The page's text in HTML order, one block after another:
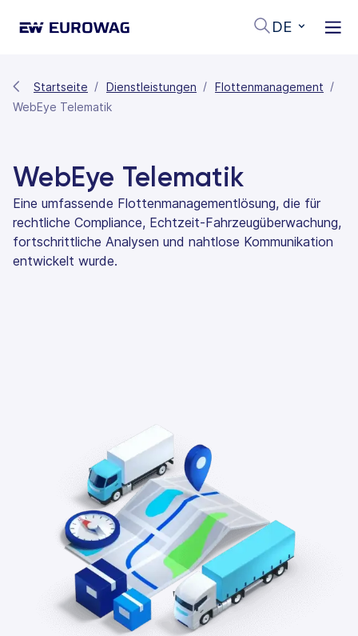
DE
Startseite Dienstleistungen
Flottenmanagement
WebEye Telematik
WebEye Telematik
Eine umfassende Flottenmanagementlösung, die für
rechtliche Compliance, Echtzeit-Fahrzeugüberwachung,
fortschrittliche Analysen und nahtlose Kommunikation
entwickelt wurde.